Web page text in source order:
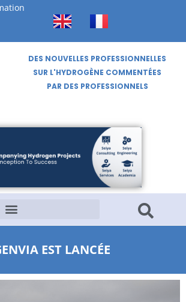
DES NOUVELLES PROFESSIONNELLES
SUR L'HYDROGÈNE COMMENTÉES
PAR DES PROFESSIONNELS
EST LANCÉE